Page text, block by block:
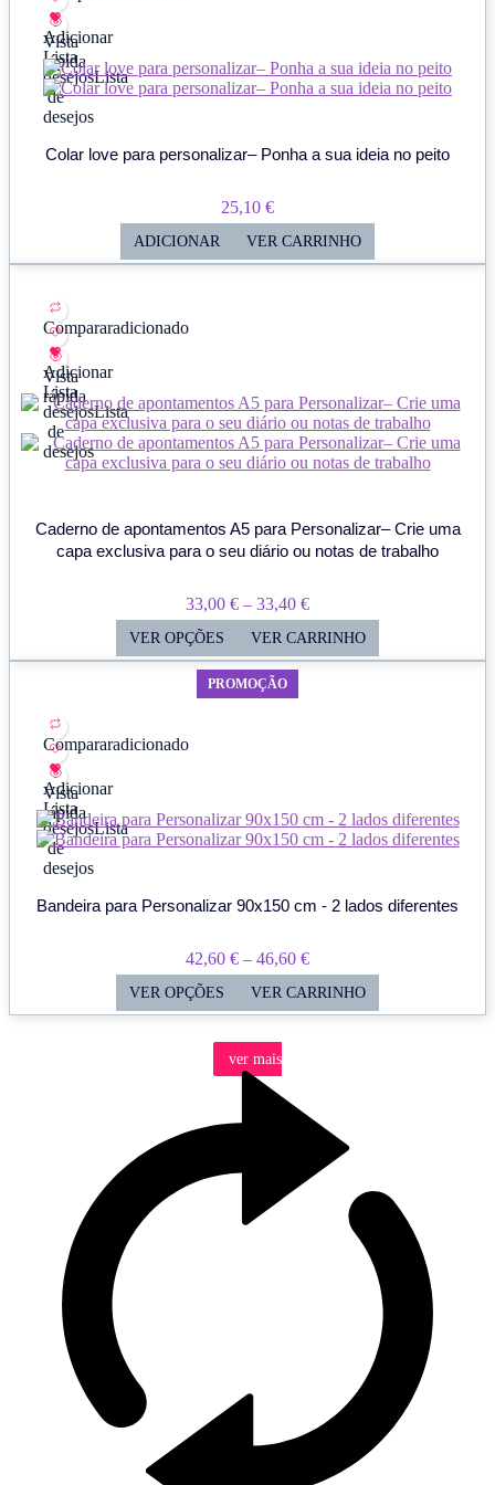
Adicionar
Lista
desejosLista
de
desejos
Vista
rápida
Colar love para personalizar– Ponha a sua ideia no peito
25,10 €
ADICIONAR VER CARRINHO
Compararadicionado
Adicionar
Lista
desejosLista
de
desejos
Vista
rápida
Caderno de apontamentos A5 para Personalizar– Crie uma
capa exclusiva para o seu diário ou notas de trabalho
33,00 € – 33,40 €Price
Range:
33,00 €
VER OPÇÕES VER CARRINHO
PROMOÇÃO
Compararadicionado
Adicionar
Lista
desejosLista
de
desejos
Vista
rápida
Bandeira para Personalizar 90x150 cm - 2 lados diferentes
42,60 € – 46,60 €Price
Range:
42,60 €
VER OPÇÕES VER CARRINHO
ver mais